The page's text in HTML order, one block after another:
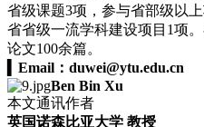
省级课题3项，参与省部级以
省省级一流学科建设项目1项
论文100余篇。
Email： duwei@ytu.edu.cn
Ben Bin Xu
本文通讯作者
英国诺森比亚大学 教授